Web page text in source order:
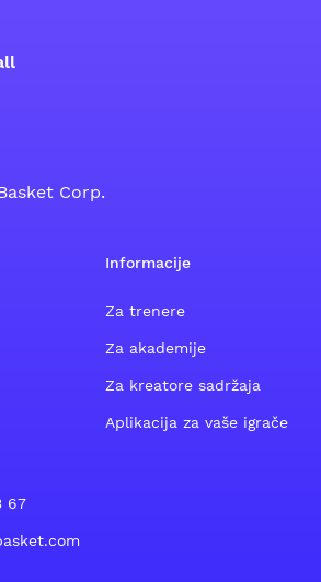
grupu
Twitter grupu
za Instagram grupu
Corp.
Informacije
Za trenere
Za akademije
Za kreatore sadržaja
Aplikacija za vaše igrače
67